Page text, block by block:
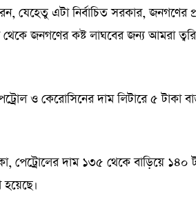
যেহেতু এটা নির্বাচিত সরকার, জনগণের
জনগণের কষ্ট লাঘবের জন্য আমরা
ও কেরোসিনের দাম লিটারে ৫ টাকা
পেট্রোলের দাম ১৩৫ থেকে বাড়িয়ে ১৪০